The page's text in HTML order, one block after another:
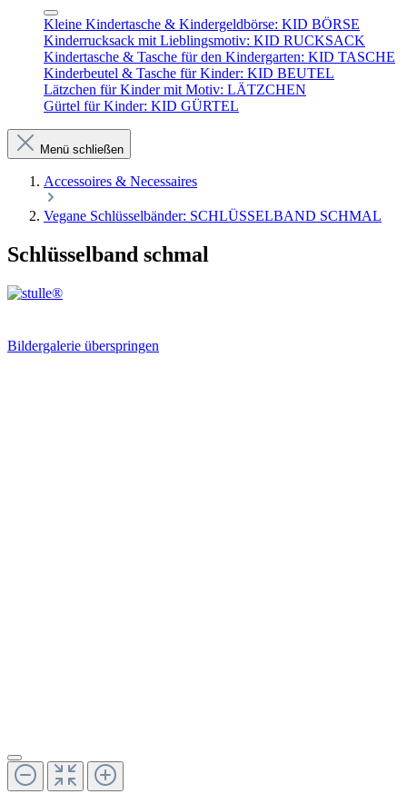
Kleine Kindertasche & Kindergeldbörse: KID BÖRSE
Kinderrucksack mit Lieblingsmotiv: KID RUCKSACK
Kindertasche & Tasche für den Kindergarten: KID TASCHE
Kinderbeutel & Tasche für Kinder: KID BEUTEL
Lätzchen für Kinder mit Motiv: LÄTZCHEN
Gürtel für Kinder: KID GÜRTEL
Menü schließen
Accessoires & Necessaires
Vegane Schlüsselbänder: SCHLÜSSELBAND SCHMAL
Schlüsselband schmal
Bildergalerie überspringen